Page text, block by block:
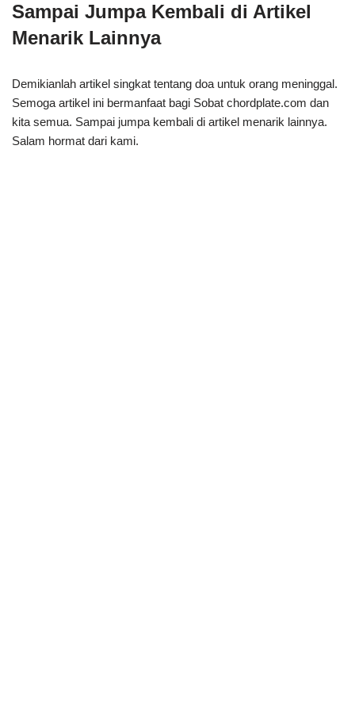
Sampai Jumpa Kembali di Artikel
Menarik Lainnya
Demikianlah artikel singkat tentang doa untuk orang meninggal.
Semoga artikel ini bermanfaat bagi Sobat chordplate.com dan
kita semua. Sampai jumpa kembali di artikel menarik lainnya.
Salam hormat dari kami.